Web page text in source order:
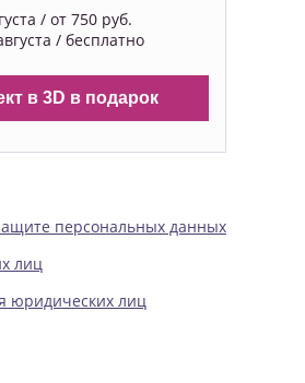
/ от 750 руб.
/ бесплатно
в 3D в подарок
персональных данных
лиц
юридических лиц